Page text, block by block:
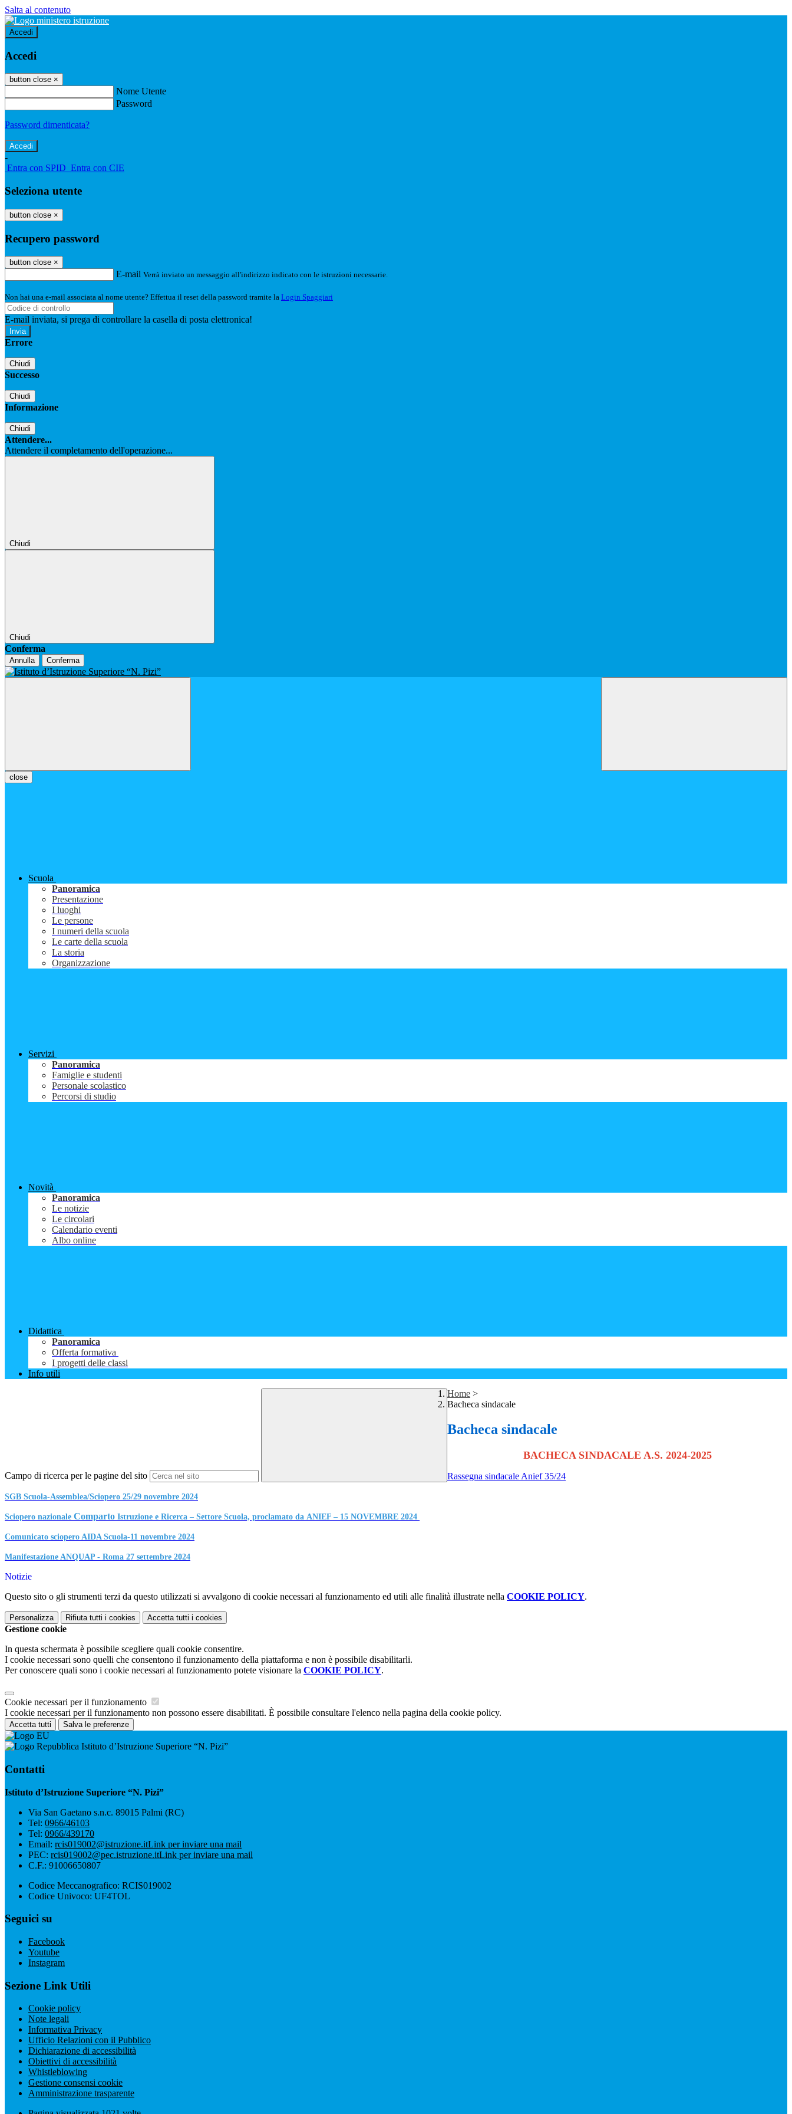
Salta al contenuto
Accedi
Accedi
button close ×
Nome Utente
Password
Password dimenticata?
-
Entra con SPID Entra con CIE
Seleziona utente
button close ×
Recupero password
button close ×
E-mail Verrà inviato un messaggio all'indirizzo indicato con le istruzioni necessarie.
Non hai una e-mail associata al nome utente? Effettua il reset della password tramite la Login Spaggiari
E-mail inviata, si prega di controllare la casella di posta elettronica!
Errore
Chiudi
Successo
Chiudi
Informazione
Chiudi
Attendere...
Attendere il completamento dell'operazione...
Chiudi
Chiudi
Conferma
Annulla Conferma
close
Scuola
Panoramica
Presentazione
I luoghi
Le persone
I numeri della scuola
Le carte della scuola
La storia
Organizzazione
Servizi
Panoramica
Famiglie e studenti
Personale scolastico
Percorsi di studio
Novità
Panoramica
Le notizie
Le circolari
Calendario eventi
Albo online
Didattica
Panoramica
Offerta formativa
I progetti delle classi
Info utili
Campo di ricerca per le pagine del sito
Home >
Bacheca sindacale
Bacheca sindacale
BACHECA SINDACALE A.S. 2024-2025
Rassegna sindacale Anief 35/24
SGB Scuola-Assemblea/Sciopero 25/29 novembre 2024
Sciopero nazionale Comparto Istruzione e Ricerca – Settore Scuola, proclamato da ANIEF – 15 NOVEMBRE 2024
Comunicato sciopero AIDA Scuola-11 novembre 2024
Manifestazione ANQUAP - Roma 27 settembre 2024
Notizie
Questo sito o gli strumenti terzi da questo utilizzati si avvalgono di cookie necessari al funzionamento ed utili alle finalità illustrate nella COOKIE POLICY.
Personalizza Rifiuta tutti i cookies Accetta tutti i cookies
Gestione cookie
In questa schermata è possibile scegliere quali cookie consentire.
I cookie necessari sono quelli che consentono il funzionamento della piattaforma e non è possibile disabilitarli.
Per conoscere quali sono i cookie necessari al funzionamento potete visionare la COOKIE POLICY.
Cookie necessari per il funzionamento
I cookie necessari per il funzionamento non possono essere disabilitati. È possibile consultare l'elenco nella pagina della cookie policy.
Accetta tutti Salva le preferenze
Istituto d’Istruzione Superiore “N. Pizi”
Contatti
Istituto d’Istruzione Superiore “N. Pizi”
Via San Gaetano s.n.c. 89015 Palmi (RC)
Tel: 0966/46103
Tel: 0966/439170
Email: rcis019002@istruzione.itLink per inviare una mail
PEC: rcis019002@pec.istruzione.itLink per inviare una mail
C.F.: 91006650807
Codice Meccanografico: RCIS019002
Codice Univoco: UF4TOL
Seguici su
Facebook
Youtube
Instagram
Sezione Link Utili
Cookie policy
Note legali
Informativa Privacy
Ufficio Relazioni con il Pubblico
Dichiarazione di accessibilità
Obiettivi di accessibilità
Whistleblowing
Gestione consensi cookie
Amministrazione trasparente